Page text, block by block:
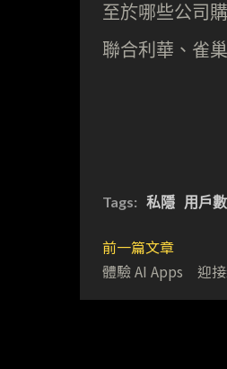
至於哪些公司
聯合利華、雀
Tags: 私隱 用戶
前一篇文章
體驗 AI Apps 迎接